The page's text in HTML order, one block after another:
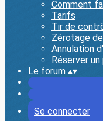
Comment
Tarifs
Tir de
Zérotage
Annulation
Réserver
Le forum ▴▾
Se connecter